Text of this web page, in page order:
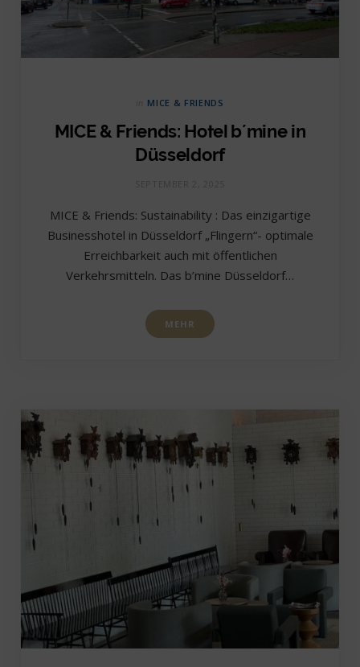
MICE & FRIENDS
MICE & Friends: Hotel b´mine in
Düsseldorf
MICE & Friends: Sustainability : Das einzigartige
Businesshotel in Düsseldorf „Flingern“- optimale
Erreichbarkeit auch mit öffentlichen
Verkehrsmitteln. Das b’mine Düsseldorf…
MEHR